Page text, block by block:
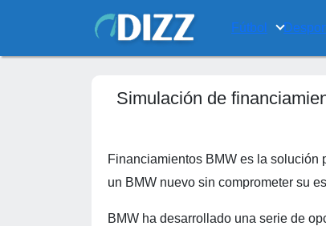
Fútbol
Simulación de
Financiamientos BMW es la solución
un BMW nuevo sin comprometer su
BMW ha desarrollado una serie de